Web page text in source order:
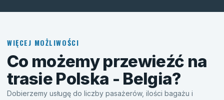
WIĘCEJ MOŻLIWOŚCI
Co możemy przewieźć na
trasie Polska - Belgia?
Dobierzemy usługę do liczby pasażerów, ilości bagażu i